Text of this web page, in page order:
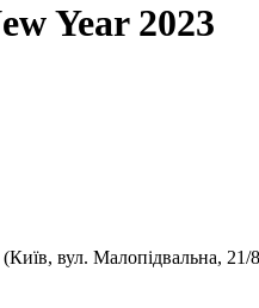
Year 2023
вул. Малопідвальна, 21/